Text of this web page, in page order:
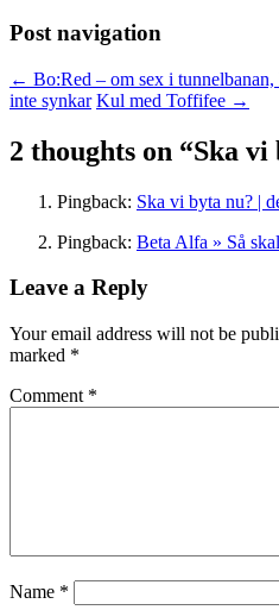
Post navigation
← Bo:Red – om sex i
inte synkar Kul med Toffifee →
2 thoughts on “Ska vi
Pingback: Ska vi byta nu? |
Pingback: Beta Alfa » Så
Leave a Reply
Your email address will not be
marked *
Comment *
Name *